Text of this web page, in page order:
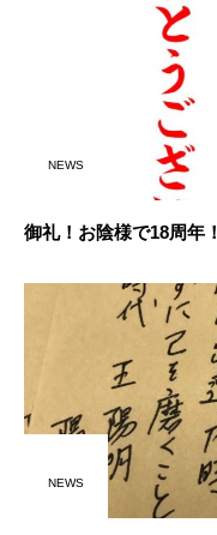
NEWS
御礼！お陰様で18周年！
NEWS